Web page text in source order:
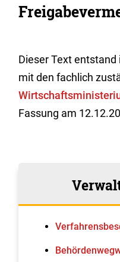
Dieser Text
mit den fachlich
Fassung am